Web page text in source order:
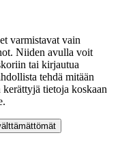
varmistavat vain
Niiden avulla voit
tai kirjautua
tehdä mitään
tietoja koskaan